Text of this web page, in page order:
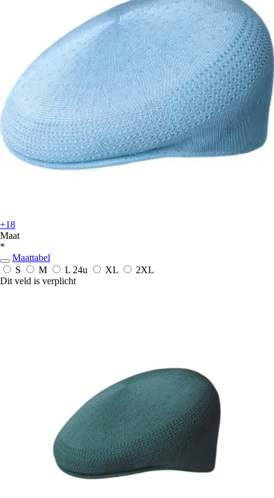
+18
Maat
*
Maattabel
S
M L 24u XL
2XL
Dit veld is verplicht